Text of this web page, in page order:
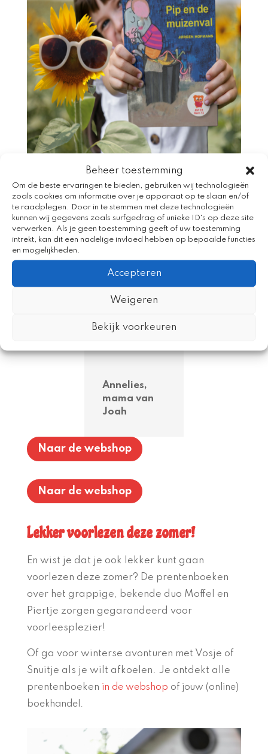
Beheer toestemming
Om de beste ervaringen te bieden, gebruiken wij technologieën
zoals cookies om informatie over je apparaat op te slaan en/of
te raadplegen. Door in te stemmen met deze technologieën
kunnen wij gegevens zoals surfgedrag of unieke ID's op deze site
verwerken. Als je geen toestemming geeft of uw toestemming
intrekt, kan dit een nadelige invloed hebben op bepaalde functies
en mogelijkheden.
Accepteren
Weigeren
Bekijk voorkeuren
fan!
uit de serie
gelezen
Annelies,
mama van
Joah
Naar de webshop
Naar de webshop
Lekker voorlezen deze zomer!
En wist je dat je ook lekker kunt gaan
voorlezen deze zomer? De prentenboeken
over het grappige, bekende duo Moffel en
Piertje zorgen gegarandeerd voor
voorleesplezier!
Of ga voor winterse avonturen met Vosje of
Snuitje als je wilt afkoelen. Je ontdekt alle
prentenboeken in de webshop of jouw (online)
boekhandel.